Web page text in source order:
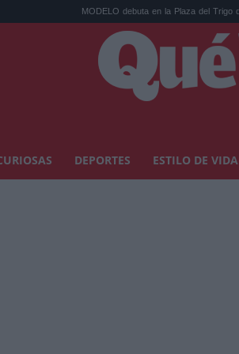
MODELO debuta en la Plaza del Trigo de Sonorama Ri...
DEPORTES ESTILO DE VIDA